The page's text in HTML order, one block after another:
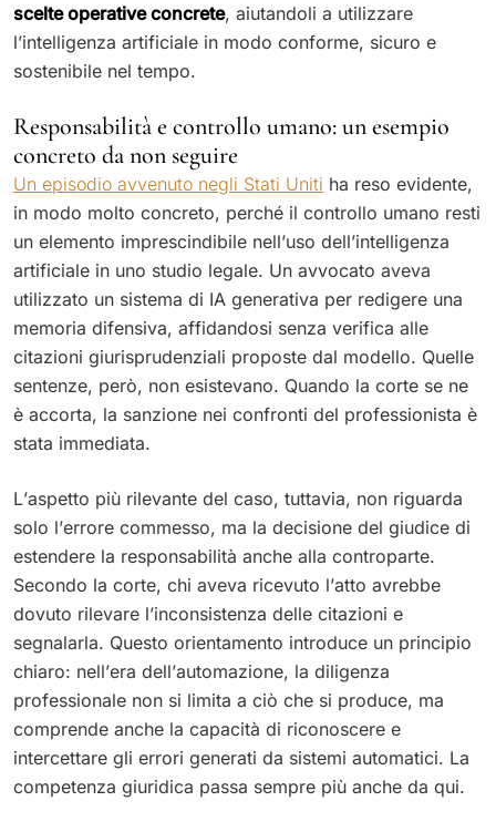
scelte operative concrete, aiutandoli a utilizzare
l’intelligenza artificiale in modo conforme, sicuro e
sostenibile nel tempo.
Responsabilità e controllo umano: un esempio
concreto da non seguire
Un episodio avvenuto negli Stati Uniti ha reso evidente,
in modo molto concreto, perché il controllo umano resti
un elemento imprescindibile nell’uso dell’intelligenza
artificiale in uno studio legale. Un avvocato aveva
utilizzato un sistema di IA generativa per redigere una
memoria difensiva, affidandosi senza verifica alle
citazioni giurisprudenziali proposte dal modello. Quelle
sentenze, però, non esistevano. Quando la corte se ne
è accorta, la sanzione nei confronti del professionista è
stata immediata.
L’aspetto più rilevante del caso, tuttavia, non riguarda
solo l’errore commesso, ma la decisione del giudice di
estendere la responsabilità anche alla controparte.
Secondo la corte, chi aveva ricevuto l’atto avrebbe
dovuto rilevare l’inconsistenza delle citazioni e
segnalarla. Questo orientamento introduce un principio
chiaro: nell’era dell’automazione, la diligenza
professionale non si limita a ciò che si produce, ma
comprende anche la capacità di riconoscere e
intercettare gli errori generati da sistemi automatici. La
competenza giuridica passa sempre più anche da qui.